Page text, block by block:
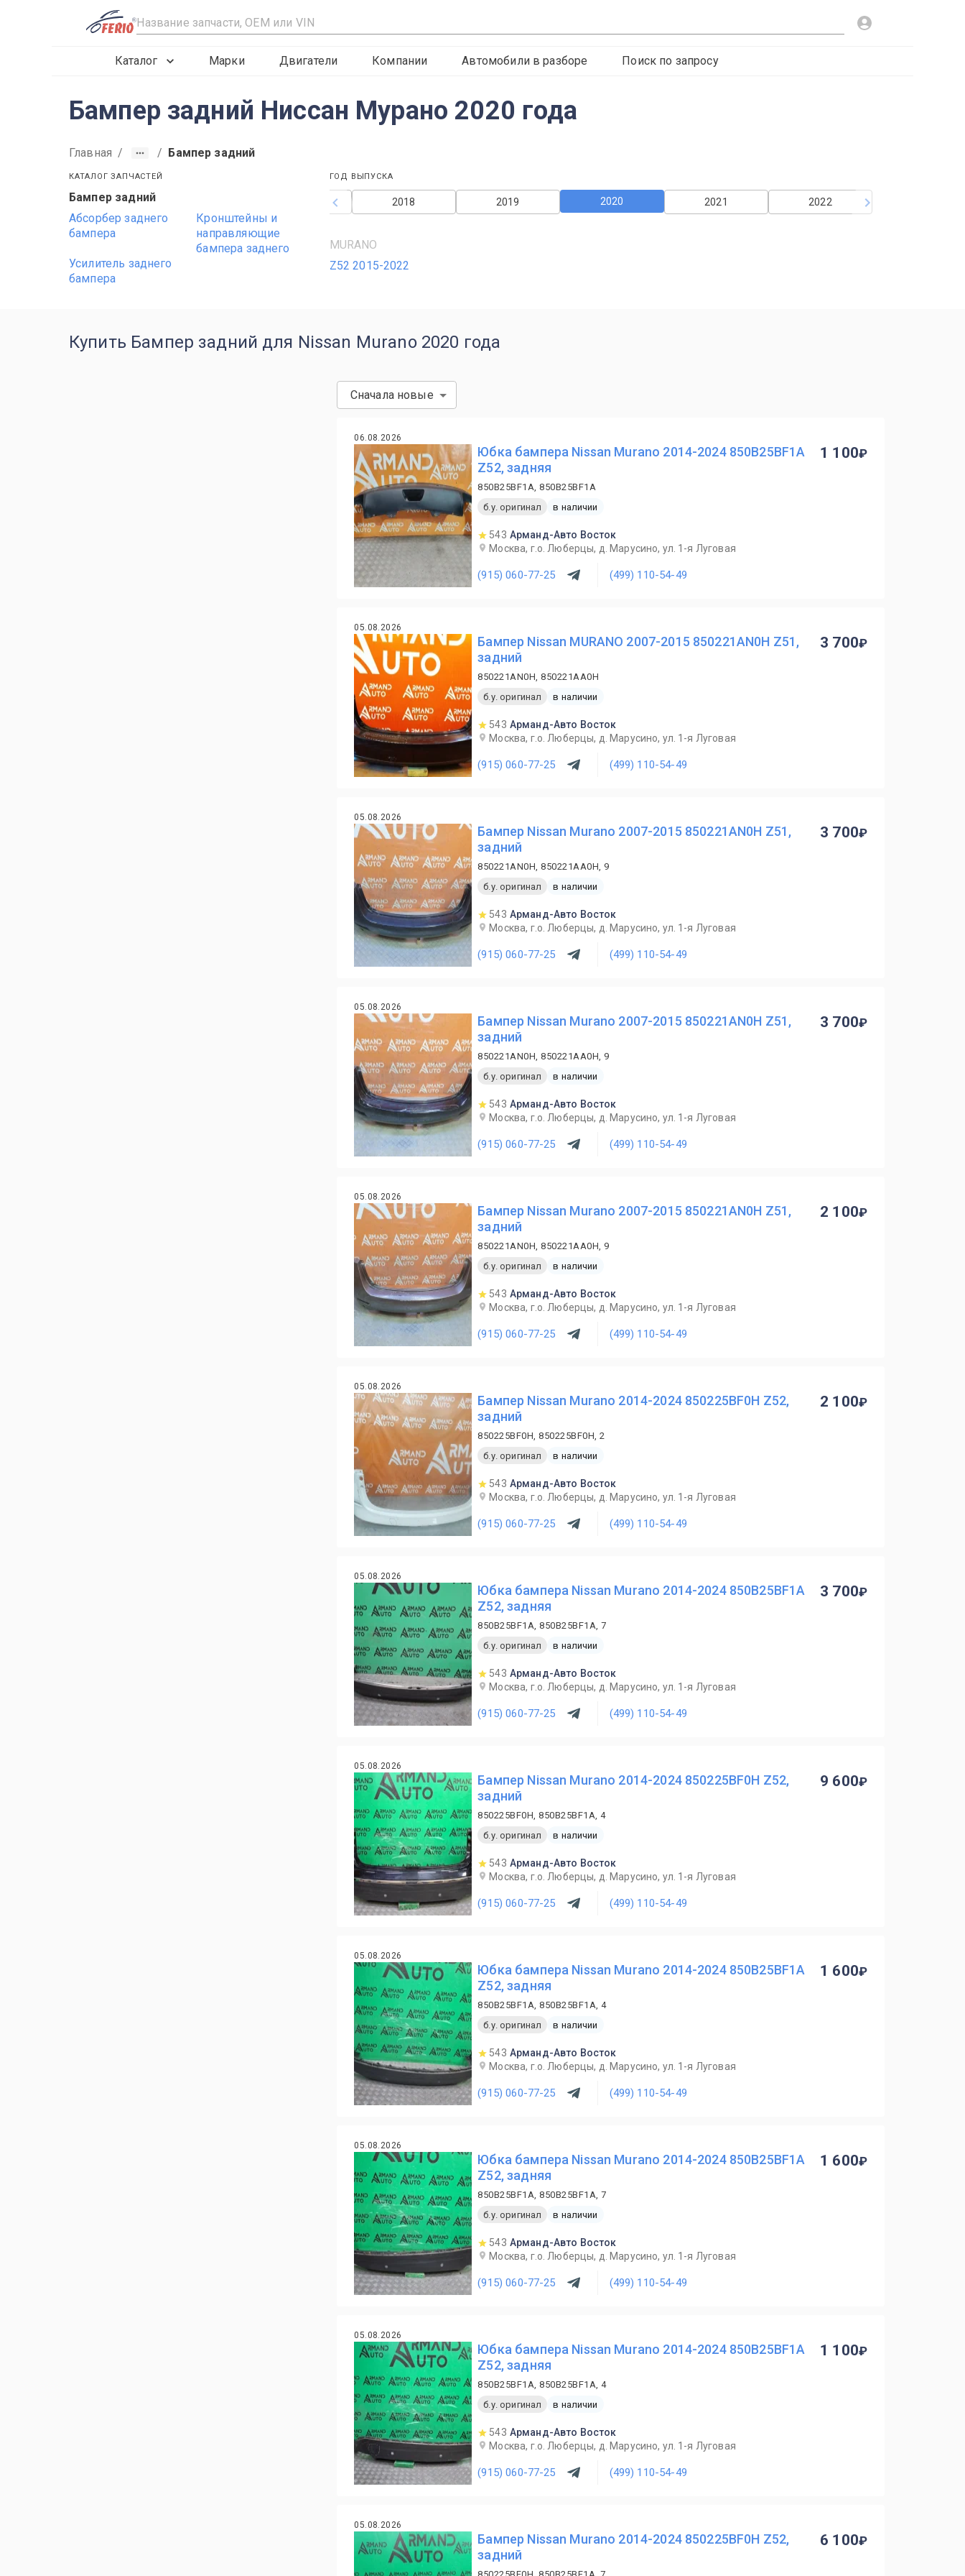
R
Каталог Марки Двигатели Компании Автомобили в разборе Поиск по запросу
Бампер задний Ниссан Мурано 2020 года
Главная / / Бампер задний
КАТАЛОГ ЗАПЧАСТЕЙ
Бампер задний
Абсорбер заднего
бампера
Кронштейны и
направляющие
бампера заднего
Усилитель заднего
бампера
ГОД ВЫПУСКА
2022
2021
2020
2019
2018
2015
MURANO
Z52 2015-2022
Купить Бампер задний для Nissan Murano 2020 года
Сначала новые
06.08.2026
Юбка бампера Nissan Murano 2014-2024 850B25BF1A
Z52, задняя
850B25BF1A, 850B25BF1A
б.у. оригинал
в наличии
543 Арманд-Авто Восток
Москва, г.о. Люберцы, д. Марусино, ул. 1-я Луговая
(915) 060-77-25 (499) 110-54-49
1 100
05.08.2026
Бампер Nissan MURANO 2007-2015 850221AN0H Z51,
задний
850221AN0H, 850221AA0H
б.у. оригинал
в наличии
543 Арманд-Авто Восток
Москва, г.о. Люберцы, д. Марусино, ул. 1-я Луговая
(915) 060-77-25 (499) 110-54-49
3 700
05.08.2026
Бампер Nissan Murano 2007-2015 850221AN0H Z51,
задний
850221AN0H, 850221AA0H, 9
б.у. оригинал
в наличии
543 Арманд-Авто Восток
Москва, г.о. Люберцы, д. Марусино, ул. 1-я Луговая
(915) 060-77-25 (499) 110-54-49
3 700
05.08.2026
Бампер Nissan Murano 2007-2015 850221AN0H Z51,
задний
850221AN0H, 850221AA0H, 9
б.у. оригинал
в наличии
543 Арманд-Авто Восток
Москва, г.о. Люберцы, д. Марусино, ул. 1-я Луговая
(915) 060-77-25 (499) 110-54-49
3 700
05.08.2026
Бампер Nissan Murano 2007-2015 850221AN0H Z51,
задний
850221AN0H, 850221AA0H, 9
б.у. оригинал
в наличии
543 Арманд-Авто Восток
Москва, г.о. Люберцы, д. Марусино, ул. 1-я Луговая
(915) 060-77-25 (499) 110-54-49
2 100
05.08.2026
Бампер Nissan Murano 2014-2024 850225BF0H Z52,
задний
850225BF0H, 850225BF0H, 2
б.у. оригинал
в наличии
543 Арманд-Авто Восток
Москва, г.о. Люберцы, д. Марусино, ул. 1-я Луговая
(915) 060-77-25 (499) 110-54-49
2 100
05.08.2026
Юбка бампера Nissan Murano 2014-2024 850B25BF1A
Z52, задняя
850B25BF1A, 850B25BF1A, 7
б.у. оригинал
в наличии
543 Арманд-Авто Восток
Москва, г.о. Люберцы, д. Марусино, ул. 1-я Луговая
(915) 060-77-25 (499) 110-54-49
3 700
05.08.2026
Бампер Nissan Murano 2014-2024 850225BF0H Z52,
задний
850225BF0H, 850B25BF1A, 4
б.у. оригинал
в наличии
543 Арманд-Авто Восток
Москва, г.о. Люберцы, д. Марусино, ул. 1-я Луговая
(915) 060-77-25 (499) 110-54-49
9 600
05.08.2026
Юбка бампера Nissan Murano 2014-2024 850B25BF1A
Z52, задняя
850B25BF1A, 850B25BF1A, 4
б.у. оригинал
в наличии
543 Арманд-Авто Восток
Москва, г.о. Люберцы, д. Марусино, ул. 1-я Луговая
(915) 060-77-25 (499) 110-54-49
1 600
05.08.2026
Юбка бампера Nissan Murano 2014-2024 850B25BF1A
Z52, задняя
850B25BF1A, 850B25BF1A, 7
б.у. оригинал
в наличии
543 Арманд-Авто Восток
Москва, г.о. Люберцы, д. Марусино, ул. 1-я Луговая
(915) 060-77-25 (499) 110-54-49
1 600
05.08.2026
Юбка бампера Nissan Murano 2014-2024 850B25BF1A
Z52, задняя
850B25BF1A, 850B25BF1A, 4
б.у. оригинал
в наличии
543 Арманд-Авто Восток
Москва, г.о. Люберцы, д. Марусино, ул. 1-я Луговая
(915) 060-77-25 (499) 110-54-49
1 100
05.08.2026
Бампер Nissan Murano 2014-2024 850225BF0H Z52,
задний
6 100